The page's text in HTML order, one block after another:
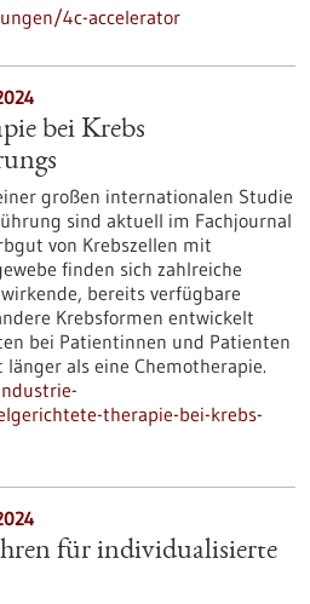
4c-accelerator
bei Krebs
großen internationalen Studie
sind aktuell im Fachjournal
von Krebszellen mit
finden sich zahlreiche
bereits verfügbare
Krebsformen entwickelt
bei Patientinnen und Patienten
als eine Chemotherapie.
therapie-bei-krebs-
für individualisierte